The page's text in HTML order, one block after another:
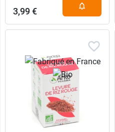
3,99 €